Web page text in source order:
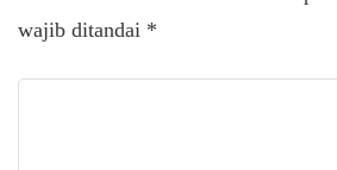
wajib ditandai *